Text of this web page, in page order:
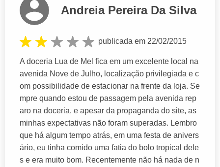
Andreia Pereira Da Silva
publicada em 22/02/2015
A doceria Lua de Mel fica em um excelente local na
avenida Nove de Julho, localização privilegiada e c
om possibilidade de estacionar na frente da loja. Se
mpre quando estou de passagem pela avenida rep
aro na doceria, e apesar da propaganda do site, as
minhas expectativas não foram superadas. Lembro
que há algum tempo atrás, em uma festa de anivers
ário, eu tinha comido uma fatia do bolo tropical dele
s e era muito bom. Recentemente não há nada de n